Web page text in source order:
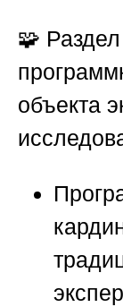
🧩
объекта